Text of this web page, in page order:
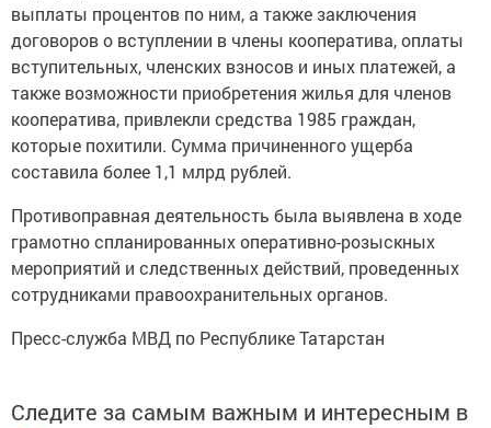
выплаты процентов по ним, а также заключения
договоров о вступлении в члены кооператива, оплаты
вступительных, членских взносов и иных платежей, а
также возможности приобретения жилья для членов
кооператива, привлекли средства 1985 граждан,
которые похитили. Сумма причиненного ущерба
составила более 1,1 млрд рублей.
Противоправная деятельность была выявлена в ходе
грамотно спланированных оперативно-розыскных
мероприятий и следственных действий, проведенных
сотрудниками правоохранительных органов.
Пресс-служба МВД по Республике Татарстан
Следите за самым важным и интересным в